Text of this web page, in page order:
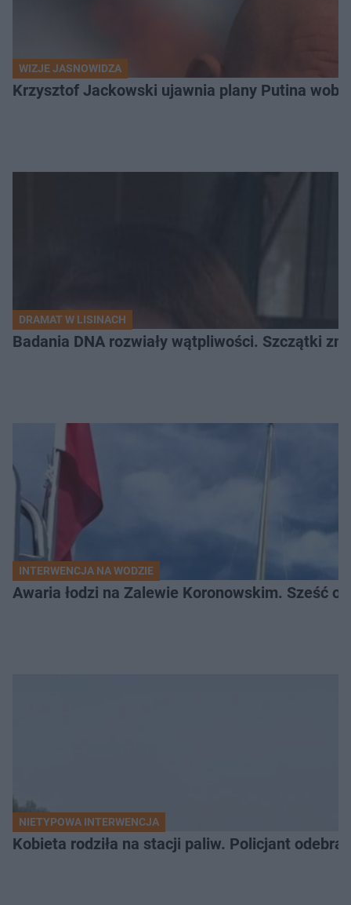
WIZJE JASNOWIDZA
Krzysztof Jackowski ujawnia plany Putina
DRAMAT W LISINACH
Badania DNA rozwiały wątpliwości. Szczątki
INTERWENCJA NA WODZIE
Awaria łodzi na Zalewie Koronowskim. Sześć
NIETYPOWA INTERWENCJA
Kobieta rodziła na stacji paliw. Policjant